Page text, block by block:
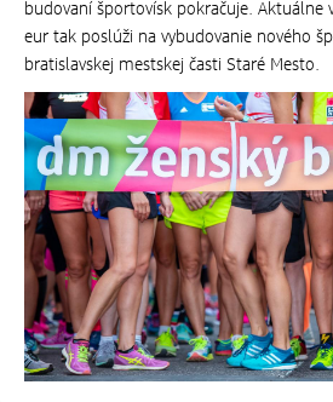
budovaní športovísk pokračuje. Aktuálne
eur tak poslúži na vybudovanie nového
bratislavskej mestskej časti Staré Mesto.